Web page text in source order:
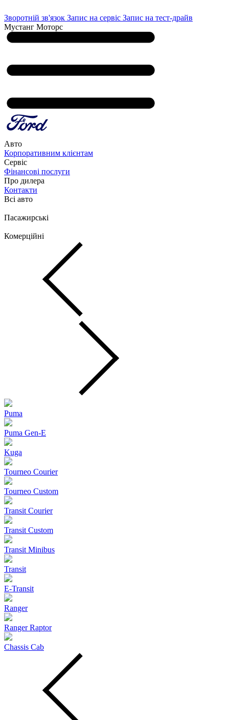
Зворотній зв'язок Запис на сервіс Запис на тест-драйв
Мустанг Моторс
Авто
Корпоративним клієнтам
Сервіс
Фінансові послуги
Про дилера
Контакти
Всі авто
Пасажирські
Комерційні
Puma
Puma Gen‑E
Kuga
Tourneo Courier
Tourneo Custom
Transit Courier
Transit Custom
Transit Minibus
Transit
E-Transit
Ranger
Ranger Raptor
Chassis Cab